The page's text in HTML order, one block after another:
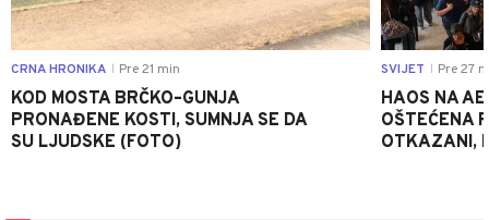
CRNA HRONIKA Pre 21 min
KOD MOSTA BRČKO–GUNJA
PRONAĐENE KOSTI, SUMNJA SE DA
SU LJUDSKE (FOTO)
SVIJET Pre 27
HAOS NA
OŠTEĆENA
OTKAZANI,